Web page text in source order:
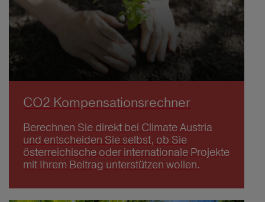
CO2 Kompensationsrechner
Berechnen Sie direkt bei Climate Austria
und entscheiden Sie selbst, ob Sie
österreichische oder internationale Projekte
mit Ihrem Beitrag unterstützen wollen.